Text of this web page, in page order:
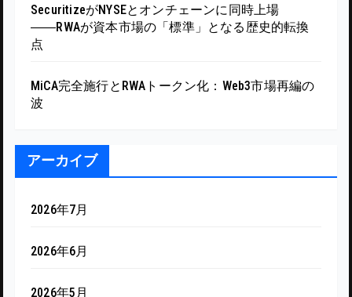
SecuritizeがNYSEとオンチェーンに同時上場
――RWAが資本市場の「標準」となる歴史的転換
点
MiCA完全施行とRWAトークン化：Web3市場再編の
波
アーカイブ
2026年7月
2026年6月
2026年5月